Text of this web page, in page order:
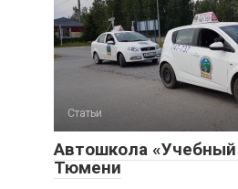
Статьи
Автошкола
Тюмени